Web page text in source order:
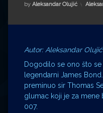
Impressum
Milenko Strižak
Drugi autori
Drugi autori
Matea Andrić
Ljiljana Lekanić-Kljaić
Željko Krznarić
by Aleksandar Olujić
Autor: Aleksandar Olujić
Dogodilo se ono što
legendarni James
preminuo sir Thomas
glumac koji je za mene
007.